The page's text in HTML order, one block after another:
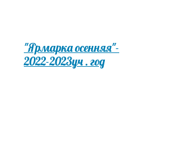
"Ярмарка осенняя"-
2022-2023уч . год